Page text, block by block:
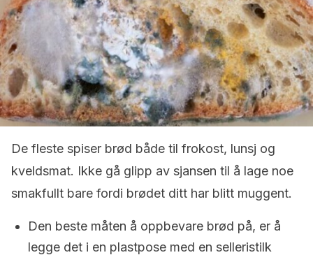
De fleste spiser brød både til frokost, lunsj og
kveldsmat. Ikke gå glipp av sjansen til å lage noe
smakfullt bare fordi brødet ditt har blitt muggent.
Den beste måten å oppbevare brød på, er å
legge det i en plastpose med en selleristilk